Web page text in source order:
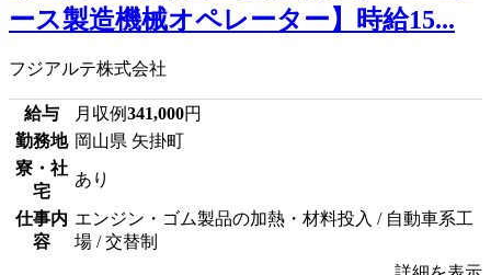
ース製造機械オペレーター】時給15...
フジアルテ株式会社
給与 月収例341,000円
勤務地 岡山県 矢掛町
寮・社
宅
あり
仕事内
容
エンジン・ゴム製品の加熱・材料投入 / 自動車系工
場 / 交替制